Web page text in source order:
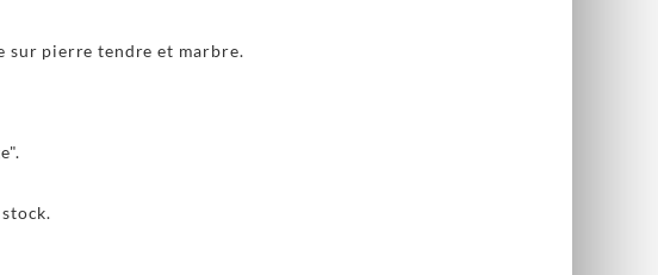
sur pierre tendre et marbre.